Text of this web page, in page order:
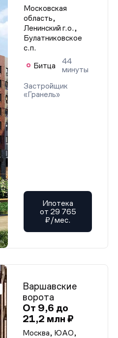
Московская
область,
Ленинский г.о.,
Булатниковское
с.п.
Битца
44
минуты
Застройщик
«Гранель»
Ипотека
от 29 765
₽/мес.
Варшавские
ворота
От 9,6 до
21,2 млн ₽
Москва, ЮАО,